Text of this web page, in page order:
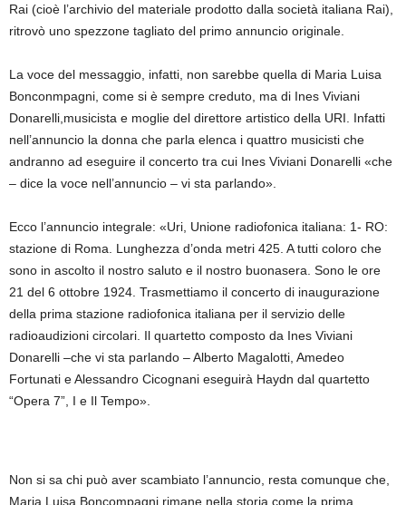
Rai (cioè l’archivio del materiale prodotto dalla società italiana Rai),
ritrovò uno spezzone tagliato del primo annuncio originale.
La voce del messaggio, infatti, non sarebbe quella di Maria Luisa
Bonconmpagni, come si è sempre creduto, ma di Ines Viviani
Donarelli,musicista e moglie del direttore artistico della URI. Infatti
nell’annuncio la donna che parla elenca i quattro musicisti che
andranno ad eseguire il concerto tra cui Ines Viviani Donarelli «che
– dice la voce nell’annuncio – vi sta parlando».
Ecco l’annuncio integrale: «Uri, Unione radiofonica italiana: 1- RO:
stazione di Roma. Lunghezza d’onda metri 425. A tutti coloro che
sono in ascolto il nostro saluto e il nostro buonasera. Sono le ore
21 del 6 ottobre 1924. Trasmettiamo il concerto di inaugurazione
della prima stazione radiofonica italiana per il servizio delle
radioaudizioni circolari. Il quartetto composto da Ines Viviani
Donarelli –che vi sta parlando – Alberto Magalotti, Amedeo
Fortunati e Alessandro Cicognani eseguirà Haydn dal quartetto
“Opera 7”, I e Il Tempo».
Non si sa chi può aver scambiato l’annuncio, resta comunque che,
Maria Luisa Boncompagni rimane nella storia come la prima